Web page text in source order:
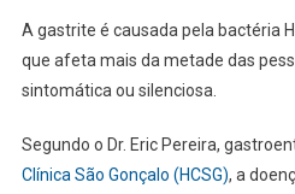
A gastrite é causada pela bactéria
que afeta mais da metade das
sintomática ou silenciosa.
Segundo o Dr. Eric Pereira,
Clínica São Gonçalo (HCSG), a